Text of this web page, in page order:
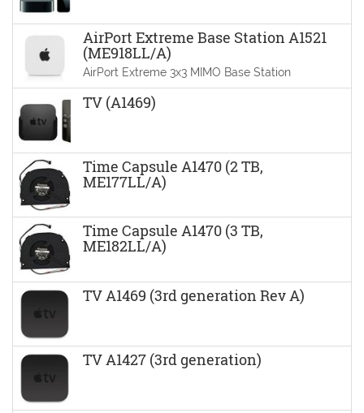
AirPort Extreme Base Station A1521
(ME918LL/A)
AirPort Extreme 3x3 MIMO Base Station
TV (A1469)
Time Capsule A1470 (2 TB,
ME177LL/A)
Time Capsule A1470 (3 TB,
ME182LL/A)
TV A1469 (3rd generation Rev A)
TV A1427 (3rd generation)